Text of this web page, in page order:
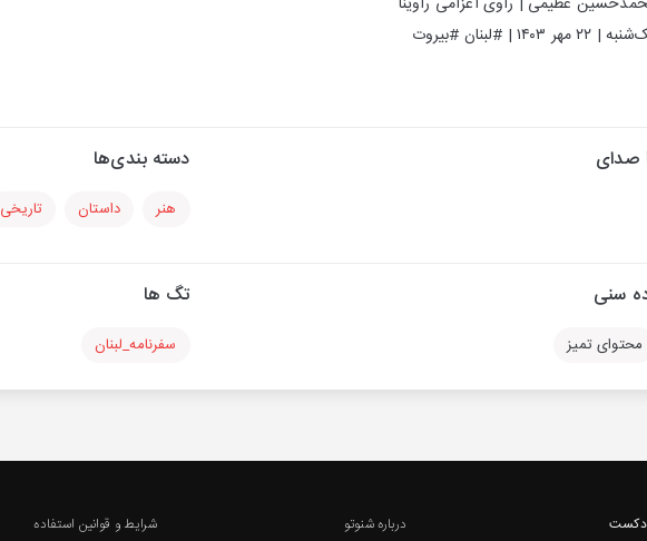
| ۲۲ مهر ۱۴۰۳ |
#لبنان #بیروت
صدای دسته بندی‌ها
هنر داستان تاریخی
سنی
محتوای تمیز
تگ ها
سفرنامه_لبنان
درباره شنوتو شرایط و قوانین استفاده